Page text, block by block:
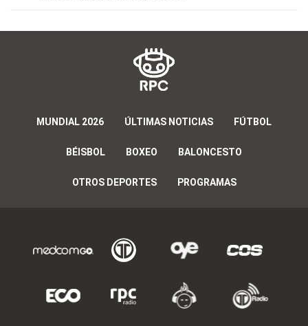
MUNDIAL 2026 ÚLTIMAS NOTICIAS FÚTBOL
BÉISBOL BOXEO BALONCESTO
OTROS DEPORTES PROGRAMAS